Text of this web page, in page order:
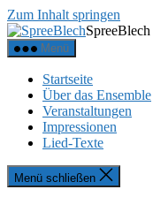
Zum Inhalt springen
SpreeBlech
Menü
Startseite
Über das Ensemble
Veranstaltungen
Impressionen
Lied-Texte
Menü schließen